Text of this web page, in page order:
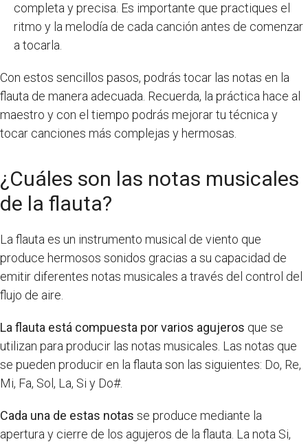
completa y precisa. Es importante que practiques el
ritmo y la melodía de cada canción antes de comenzar
a tocarla.
Con estos sencillos pasos, podrás tocar las notas en la
flauta de manera adecuada. Recuerda, la práctica hace al
maestro y con el tiempo podrás mejorar tu técnica y
tocar canciones más complejas y hermosas.
¿Cuáles son las notas musicales
de la flauta?
La flauta es un instrumento musical de viento que
produce hermosos sonidos gracias a su capacidad de
emitir diferentes notas musicales a través del control del
flujo de aire.
La flauta está compuesta por varios agujeros que se
utilizan para producir las notas musicales. Las notas que
se pueden producir en la flauta son las siguientes: Do, Re,
Mi, Fa, Sol, La, Si y Do#.
Cada una de estas notas se produce mediante la
apertura y cierre de los agujeros de la flauta. La nota Si,